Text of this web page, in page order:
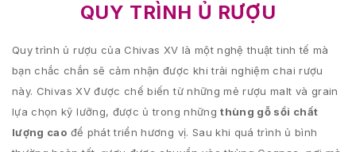
QUY TRÌNH Ủ RƯỢU
Quy trình ủ rượu của Chivas XV là một nghệ thuật tinh tế mà
bạn chắc chắn sẽ cảm nhận được khi trải nghiệm chai rượu
này. Chivas XV được chế biến từ những mẻ rượu malt và grain
lựa chọn kỹ lưỡng, được ủ trong nhữngthùng gỗ sồi chất
lượng cao để phát triển hương vị. Sau khi quá trình ủ bình